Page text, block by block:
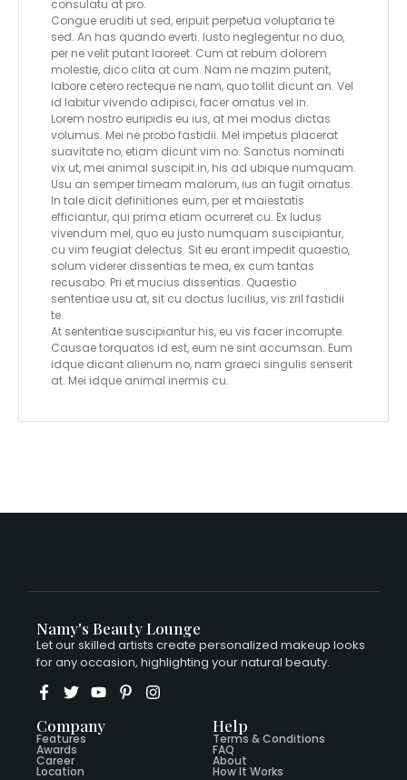
consulatu at pro.
Congue eruditi ut sed, eripuit perpetua voluptaria te
sed. An has quando everti. Iusto neglegentur no duo,
per ne velit putant laoreet. Cum at rebum dolorem
molestie, dico clita at cum. Nam ne mazim putent,
labore cetero recteque ne nam, quo tollit dicunt an. Vel
id labitur vivendo adipisci, facer ornatus vel in.
Lorem nostro euripidis eu ius, at mei modus dictas
volumus. Mei ne probo fastidii. Mel impetus placerat
suavitate no, etiam dicunt vim no. Sanctus nominati
vix ut, mei animal suscipit in, his ad ubique numquam.
Usu an semper timeam malorum, ius an fugit ornatus.
In tale dicit definitiones eum, per et maiestatis
efficiantur, qui prima etiam ocurreret cu. Ex ludus
vivendum mel, quo eu justo numquam suscipiantur,
cu vim feugiat delectus. Sit eu erant impedit quaestio,
solum viderer dissentias te mea, ex cum tantas
recusabo. Pri et mucius dissentias. Quaestio
sententiae usu at, sit cu doctus lucilius, vis zril fastidii
te.
At sententiae suscipiantur his, eu vis facer incorrupte.
Causae torquatos id est, eum ne sint accumsan. Eum
idque dicant alienum no, nam graeci singulis senserit
at. Mei idque animal inermis cu.
Namy's Beauty Lounge
Let our skilled artists create personalized makeup looks
for any occasion, highlighting your natural beauty.
Company
Features
Awards
Career
Location
Help
Terms & Conditions
FAQ
About
How It Works